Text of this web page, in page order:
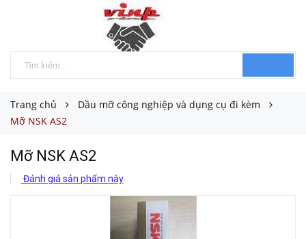
Trang chủ
Dầu mỡ công nghiệp và dụng cụ đi kèm
Mỡ NSK AS2
Mỡ NSK AS2
Đánh giá sản phẩm này